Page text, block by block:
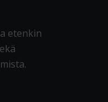
etenkin
.